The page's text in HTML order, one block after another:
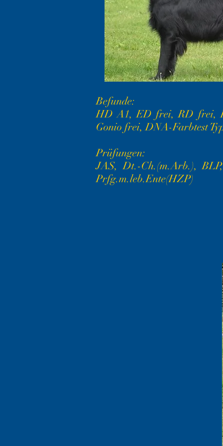
Befunde:
HD A1, ED frei, RD frei,
Gonio frei, DNA-Farbtest
Prüfungen:
JAS, Dt.-Ch.(m.Arb.),
Prfg.m.leb.Ente(HZP)